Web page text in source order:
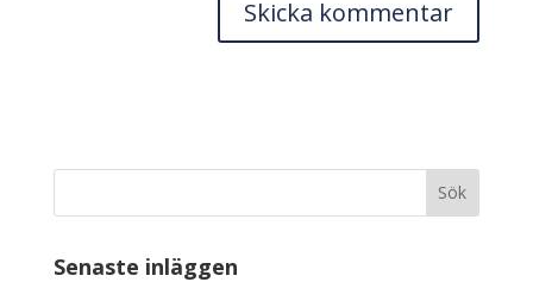
Senaste inläggen